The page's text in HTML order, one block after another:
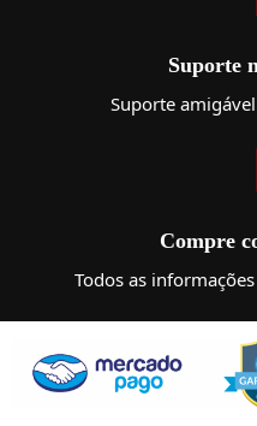
Suporte
Suporte
Compre
Todos as